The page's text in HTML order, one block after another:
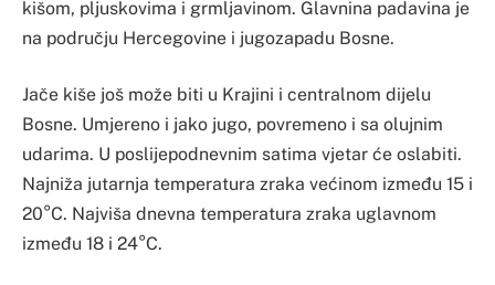
kišom, pljuskovima i grmljavinom. Glavnina padavina je
na području Hercegovine i jugozapadu Bosne.
Jače kiše još može biti u Krajini i centralnom dijelu
Bosne. Umjereno i jako jugo, povremeno i sa olujnim
udarima. U poslijepodnevnim satima vjetar će oslabiti.
Najniža jutarnja temperatura zraka većinom između 15 i
20°C. Najviša dnevna temperatura zraka uglavnom
između 18 i 24°C.